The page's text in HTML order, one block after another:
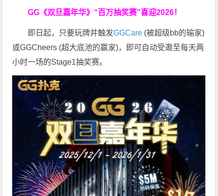
GG《双旦嘉年华》 “百万抽奖赛”喜迎2026！
即日起，只要玩牌并触发GGCare (被超级bb的输家)
或GGCheers (超大底池的赢家)，即可自动受邀至每天两
小时一场的Stage1抽奖赛。